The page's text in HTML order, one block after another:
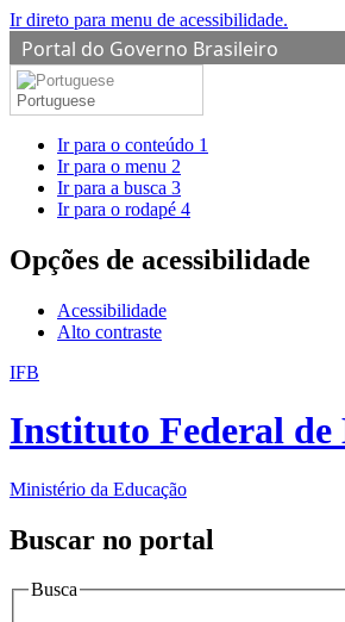
Ir direto para menu de acessibilidade.
Portal do Governo Brasileiro
Portuguese
Ir para o conteúdo 1
Ir para o menu 2
Ir para a busca 3
Ir para o rodapé 4
Opções de acessibilidade
Acessibilidade
Alto contraste
IFB
Instituto Federal de
Ministério da Educação
Buscar no portal
Busca